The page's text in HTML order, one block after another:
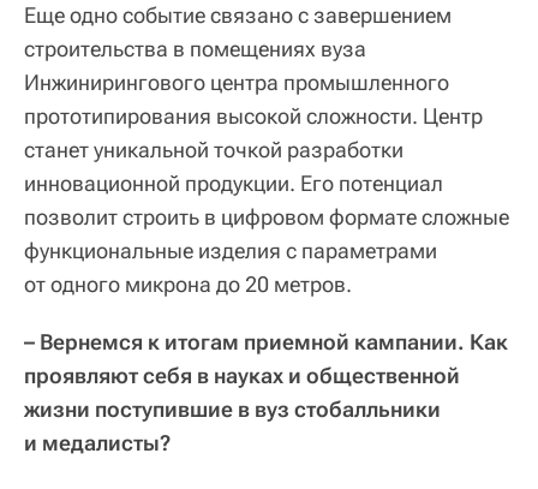
Еще одно событие связано с завершением
строительства в помещениях вуза
Инжинирингового центра промышленного
прототипирования высокой сложности. Центр
станет уникальной точкой разработки
инновационной продукции. Его потенциал
позволит строить в цифровом формате сложные
функциональные изделия с параметрами
от одного микрона до 20 метров.
– Вернемся к итогам приемной кампании. Как
проявляют себя в науках и общественной
жизни поступившие в вуз стобалльники
и медалисты?